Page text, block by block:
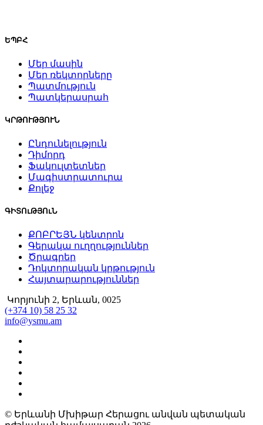
ԵՊԲՀ
Մեր մասին
Մեր ռեկտորները
Պատմություն
Պատկերասրահ
ԿՐԹՈՒԹՅՈՒՆ
Ընդունելություն
Դիմորդ
Ֆակուլտետներ
Մագիստրատուրա
Քոլեջ
ԳԻՏՈւԹՅՈւՆ
ՔՈԲՐԵՅՆ կենտրոն
Գերակա ուղղություններ
Ծրագրեր
Դոկտորական կրթություն
Հայտարարություններ
Կորյունի 2, Երևան, 0025
(+374 10) 58 25 32
info@ysmu.am
© Երևանի Մխիթար Հերացու անվան պետական